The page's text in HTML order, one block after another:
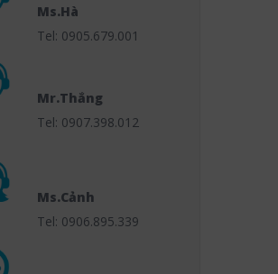
Ms.Hà
Tel: 0905.679.001
Mr.Thắng
Tel: 0907.398.012
Ms.Cảnh
Tel: 0906.895.339